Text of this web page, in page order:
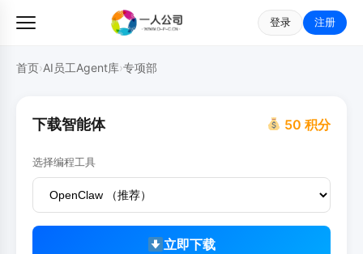
登录 注册
首页›AI员工Agent库›专项部
下载智能体 50 积分
选择编程工具
立即下载